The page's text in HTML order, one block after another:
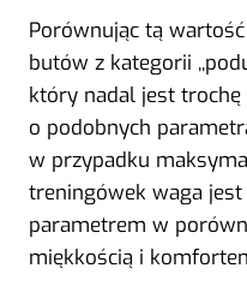
Porównując tą
butów z kategorii
który nadal jest
o podobnych
w przypadku
treningówek waga
parametrem w
miękkością i